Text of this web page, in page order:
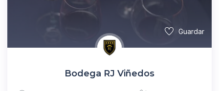
Guardar
Bodega RJ Viñedos